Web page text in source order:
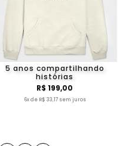
5 anos compartilhando
histórias
R$ 199,00
6x de R$ 33,17 sem juros